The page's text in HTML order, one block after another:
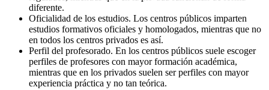
diferente.
Oficialidad de los estudios. Los centros públicos imparten
estudios formativos oficiales y homologados, mientras que no
en todos los centros privados es así.
Perfil del profesorado. En los centros públicos suele escoger
perfiles de profesores con mayor formación académica,
mientras que en los privados suelen ser perfiles con mayor
experiencia práctica y no tan teórica.